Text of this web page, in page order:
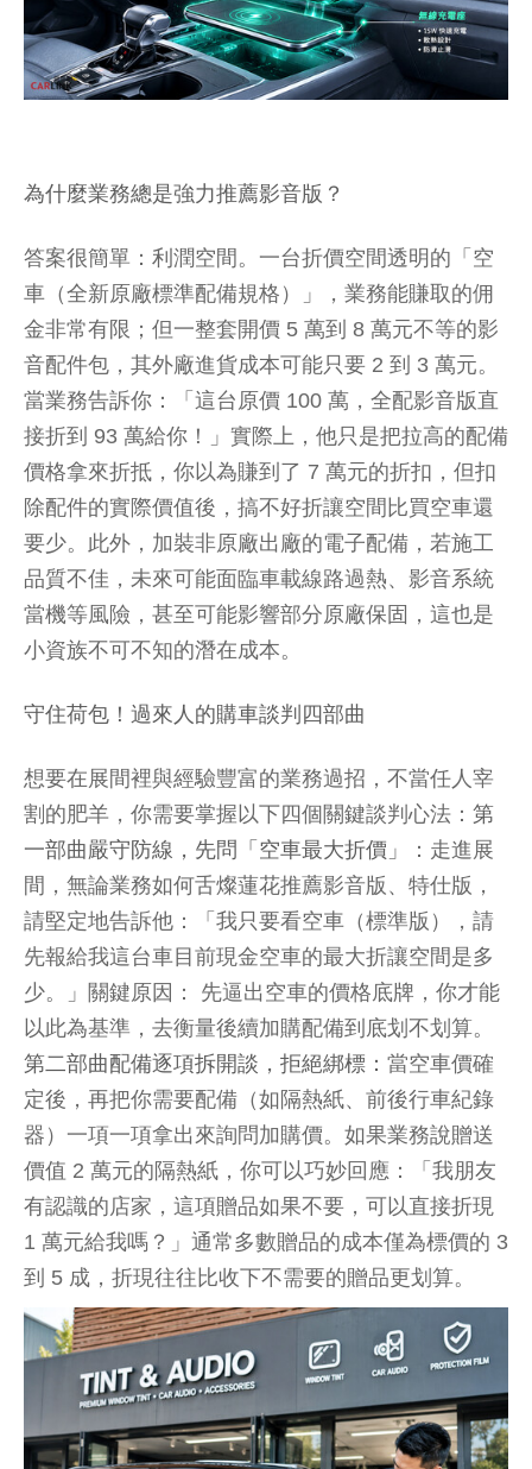
為什麼業務總是強力推薦影音版？
答案很簡單：利潤空間。一台折價空間透明的「空
車（全新原廠標準配備規格）」，業務能賺取的佣
金非常有限；但一整套開價 5 萬到 8 萬元不等的影
音配件包，其外廠進貨成本可能只要 2 到 3 萬元。
當業務告訴你：「這台原價 100 萬，全配影音版直
接折到 93 萬給你！」實際上，他只是把拉高的配備
價格拿來折抵，你以為賺到了 7 萬元的折扣，但扣
除配件的實際價值後，搞不好折讓空間比買空車還
要少。此外，加裝非原廠出廠的電子配備，若施工
品質不佳，未來可能面臨車載線路過熱、影音系統
當機等風險，甚至可能影響部分原廠保固，這也是
小資族不可不知的潛在成本。
守住荷包！過來人的購車談判四部曲
想要在展間裡與經驗豐富的業務過招，不當任人宰
割的肥羊，你需要掌握以下四個關鍵談判心法： 第
一部曲嚴守防線，先問「空車最大折價」
：走進展
間，無論業務如何舌燦蓮花推薦影音版、特仕版，
請堅定地告訴他：「我只要看空車（標準版），請
先報給我這台車目前現金空車的最大折讓空間是多
少。」關鍵原因： 先逼出空車的價格底牌，你才能
以此為基準，去衡量後續加購配備到底划不划算。
第二部曲配備逐項拆開談，拒絕綁標： 當空車價確
定後，再把你需要配備（如隔熱紙、前後行車紀錄
器）一項一項拿出來詢問加購價。如果業務說贈送
價值 2 萬元的隔熱紙，你可以巧妙回應：「我朋友
有認識的店家，這項贈品如果不要，可以直接折現
1 萬元給我嗎？」通常多數贈品的成本僅為標價的 3
到 5 成，折現往往比收下不需要的贈品更划算。